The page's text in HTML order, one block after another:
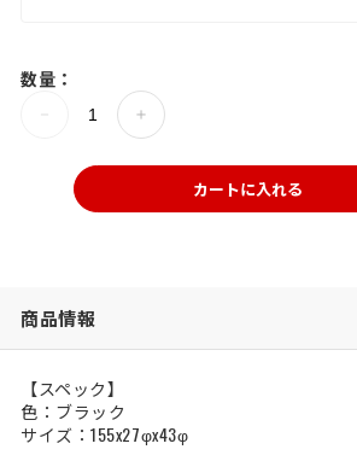
数量：
カートに入れる
商品情報
【スペック】
色：ブラック
サイズ：155x27φx43φ